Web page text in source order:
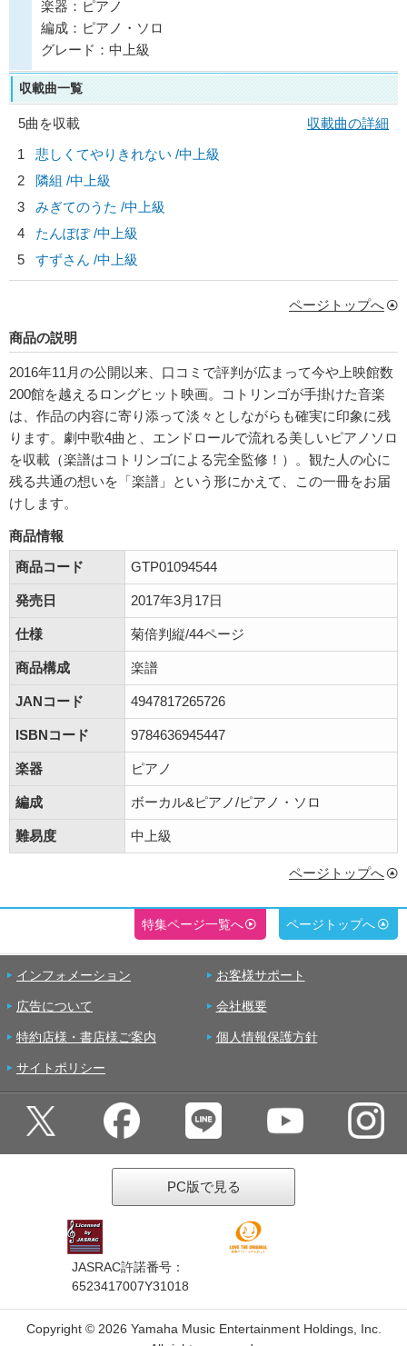
楽器：ピアノ
編成：ピアノ・ソロ
グレード：中上級
収載曲一覧
5曲を収載
収載曲の詳細
1
悲しくてやりきれない /中上級
2
隣組 /中上級
3
みぎてのうた /中上級
4
たんぽぽ /中上級
5
すずさん /中上級
ページトップへ
商品の説明
2016年11月の公開以来、口コミで評判が広まって今や上映館数
200館を越えるロングヒット映画。コトリンゴが手掛けた音楽
は、作品の内容に寄り添って淡々としながらも確実に印象に残
ります。劇中歌4曲と、エンドロールで流れる美しいピアノソロ
を収載（楽譜はコトリンゴによる完全監修！）。観た人の心に
残る共通の想いを「楽譜」という形にかえて、この一冊をお届
けします。
商品情報
商品コード
GTP01094544
発売日 2017年3月17日
仕様 菊倍判縦/44ページ
商品構成 楽譜
JANコード 4947817265726
ISBNコード 9784636945447
楽器 ピアノ
編成 ボーカル&ピアノ/ピアノ・ソロ
難易度 中上級
ページトップへ
特集ページ一覧へ ページトップへ
インフォメーション お客様サポート
広告について 会社概要
特約店様・書店様ご案内 個人情報保護方針
サイトポリシー
PC版で見る
JASRAC許諾番号：
6523417007Y31018
Copyright © 2026 Yamaha Music Entertainment Holdings, Inc.